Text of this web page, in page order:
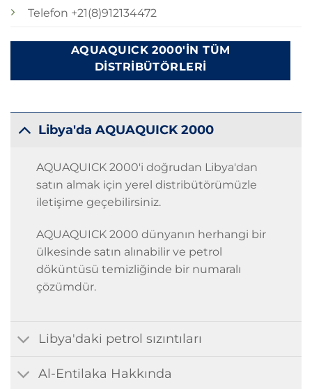
Telefon +21(8)912134472
AQUAQUICK 2000'IN TÜM
DISTRIBÜTÖRLERI
Libya'da AQUAQUICK 2000
AQUAQUICK 2000'i doğrudan Libya'dan
satın almak için yerel distribütörümüzle
iletişime geçebilirsiniz.
AQUAQUICK 2000 dünyanın herhangi bir
ülkesinde satın alınabilir ve petrol
döküntüsü temizliğinde bir numaralı
çözümdür.
Libya'daki petrol sızıntıları
Al-Entilaka Hakkında